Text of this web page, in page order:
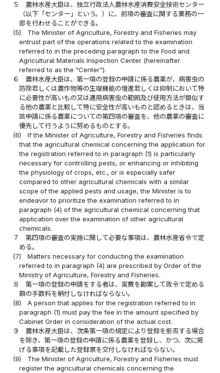
５
農林水産大臣は、独立行政法人農林水産消費安全技術センター
（以下「センター」という。）に、前項の審査に関する業務の一
部を行わせることができる。
(5)
The Minister of Agriculture, Forestry and Fisheries may
entrust part of the operations related to the examination
referred to in the preceding paragraph to the Food and
Agricultural Materials Inspection Center (hereinafter
referred to as the "Center").
６
農林水産大臣は、第一項の登録の申請に係る農薬が、病害虫の
防除若しくは農作物等の生理機能の増進若しくは抑制において特
に必要性が高いもの又は適用病害虫の範囲及び使用方法が類似す
る他の農薬と比較して特に安全性が高いものと認めるときは、当
該申請に係る農薬についての第四項の審査を、他の農薬の審査に
優先して行うように努めるものとする。
(6)
If the Minister of Agriculture, Forestry and Fisheries finds
that the agricultural chemical concerning the application for
the registration referred to in paragraph (1) is particularly
necessary for controlling pests, or enhancing or inhibiting
the physiology of crops, etc., or is especially safer
compared to other agricultural chemicals with a similar
scope of the applied pests and usage, the Minister is to
endeavor to prioritize the examination referred to in
paragraph (4) of the agricultural chemical concerning that
application over the examination of other agricultural
chemicals.
７
第四項の審査の実施に関して必要な事項は、農林水産省令で定
める。
(7)
Matters necessary for conducting the examination
referred to in paragraph (4) are prescribed by Order of the
Ministry of Agriculture, Forestry and Fisheries.
８
第一項の登録の申請をする者は、実費を勘案して政令で定める
額の手数料を納付しなければならない。
(8)
A person that applies for the registration referred to in
paragraph (1) must pay the fee in the amount specified by
Cabinet Order in consideration of the actual cost.
９
農林水産大臣は、次条第一項の規定により登録を拒否する場合
を除き、第一項の登録の申請に係る農薬を登録し、かつ、次に掲
げる事項を記載した登録票を交付しなければならない。
(9)
The Minister of Agriculture, Forestry and Fisheries must
register the agricultural chemicals concerning the